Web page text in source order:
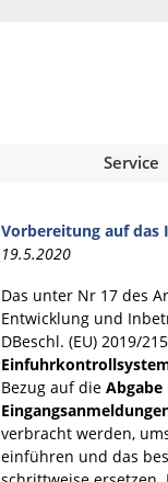
Service
Vorbereitung auf das
19.5.2020
Das unter Nr 17 des
Entwicklung und
DBeschl. (EU) 2019/
Bezug auf die
verbracht werden,
einführen und das